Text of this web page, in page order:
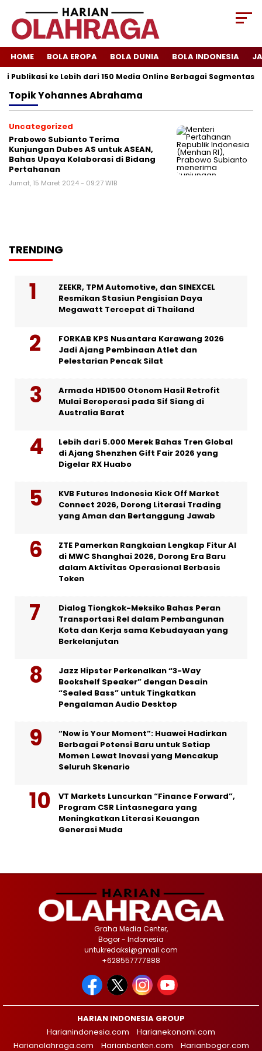
HOME BOLA EROPA BOLA DUNIA BOLA INDONESIA
Publikasi ke Lebih dari 150 Media Online Berbagai Segmentasi
TopikYohannes Abrahama
Uncategorized
Prabowo Subianto Terima
Kunjungan Dubes AS untuk ASEAN,
Bahas Upaya Kolaborasi di Bidang
Pertahanan
Jumat, 15 Maret 2024 - 09:27 WIB
TRENDING
ZEEKR, TPM Automotive, dan SINEXCEL
Resmikan Stasiun Pengisian Daya
Megawatt Tercepat di Thailand
FORKAB KPS Nusantara Karawang 2026
Jadi Ajang Pembinaan Atlet dan
Pelestarian Pencak Silat
Armada HD1500 Otonom Hasil Retrofit
Mulai Beroperasi pada Sif Siang di
Australia Barat
Lebih dari 5.000 Merek Bahas Tren Global
di Ajang Shenzhen Gift Fair 2026 yang
Digelar RX Huabo
KVB Futures Indonesia Kick Off Market
Connect 2026, Dorong Literasi Trading
yang Aman dan Bertanggung Jawab
ZTE Pamerkan Rangkaian Lengkap Fitur AI
di MWC Shanghai 2026, Dorong Era Baru
dalam Aktivitas Operasional Berbasis
Token
Dialog Tiongkok-Meksiko Bahas Peran
Transportasi Rel dalam Pembangunan
Kota dan Kerja sama Kebudayaan yang
Berkelanjutan
Jazz Hipster Perkenalkan “3-Way
Bookshelf Speaker” dengan Desain
“Sealed Bass” untuk Tingkatkan
Pengalaman Audio Desktop
“Now is Your Moment”: Huawei Hadirkan
Berbagai Potensi Baru untuk Setiap
Momen Lewat Inovasi yang Mencakup
Seluruh Skenario
VT Markets Luncurkan “Finance Forward”,
Program CSR Lintasnegara yang
Meningkatkan Literasi Keuangan
Generasi Muda
Graha Media Center,
Bogor - Indonesia
untukredaksi@gmail.com
+628557777888
HARIAN INDONESIA GROUP
Harianindonesia.com
Harianekonomi.com
Harianolahraga.com
Harianbanten.com Harianbogor.com